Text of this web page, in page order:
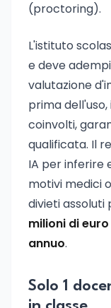
(proctoring).
L'istituto
e deve
valutazione
prima
coinvolti,
qualificata. Il
IA per inferire
motivi medici
divieti assoluti
milioni di
annuo.
Solo 1